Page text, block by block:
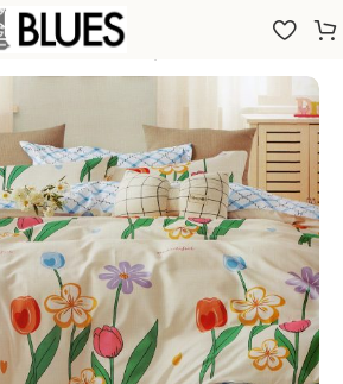
GULTAS VEĻAS KOMPLEKTI